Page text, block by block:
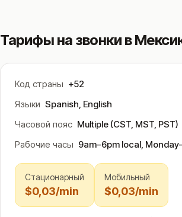
Тарифы на звонки в
Код страны +52
Языки Spanish, English
Часовой пояс Multiple (CST, MST, PST)
Рабочие часы 9am–6pm local,
Стационарный
$0,03/min
Мобильный
$0,03/min